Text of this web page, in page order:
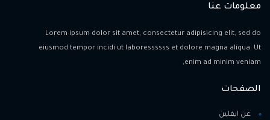
معلومات عنا
Lorem ipsum dolor sit amet, consectetur adipisicing elit, sed do
eiusmod tempor incidi ut laboressssss et dolore magna aliqua. Ut
enim ad minim veniam,
الصفحات
عن ايفلين